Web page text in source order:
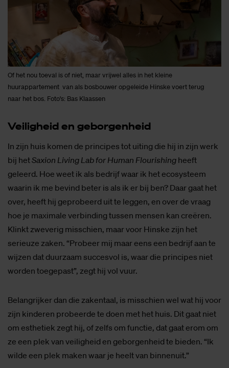
Of het nou toeval is of niet, maar vrijwel alles in het kleine
huurappartement van als bosbouwer opgeleide Hinske voert terug
naar het bos. Foto's: Bas Klaassen
Vei­lig­heid en ge­bor­gen­heid
In zijn huis komen de principes tot uiting die hij in zijn werk
bij hetSaxion Living Lab for Human Flourishing heeft
geleerd. Hoe weet ik als bedrijf waar ik het ecosysteem
waarin ik me bevind beter is als ik er bij ben? Daar gaat het
over, heeft hij geprobeerd uit te leggen, en over de vraag
hoe je maximale verbinding tussen mensen kan creëren.
Klinkt zweverig misschien, maar voor Hinske zijn het
serieuze zaken. “Probeer mij maar eens een bedrijf aan te
wijzen dat duurzaam succesvol is, waar die principes niet
worden toegepast”, zegt hij vol vuur.
Belangrijker dan die zakentaal, is misschien wel wat hij voor
zijn kinderen probeerde te doen met het huis. Dit gaat niet
om esthetiek zegt hij, of zelfs om functie, dat gaat erom om
ze een plek van veiligheid en geborgenheid te bieden. “Ik
wilde een plek maken waar je heelt van binnenuit.”